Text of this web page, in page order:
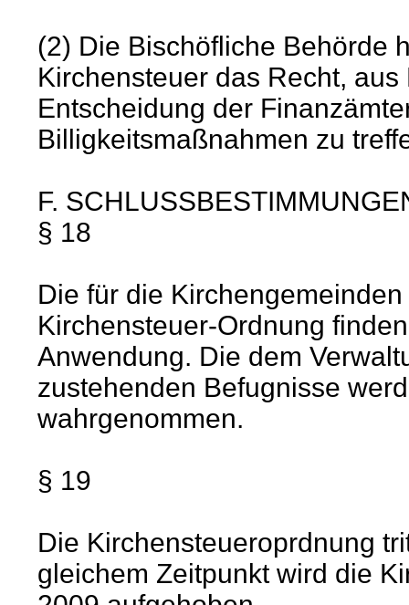
(2) Die Bischöfliche Behörde
Kirchensteuer das Recht,
Entscheidung der
Billigkeitsmaßnahmen zu
F.
§ 18
Die für die
Kirchensteuer-Ordnung
Anwendung. Die dem
zustehenden Befugnisse
wahrgenommen.
§ 19
Die Kirchensteueroprdnung
gleichem Zeitpunkt wird die